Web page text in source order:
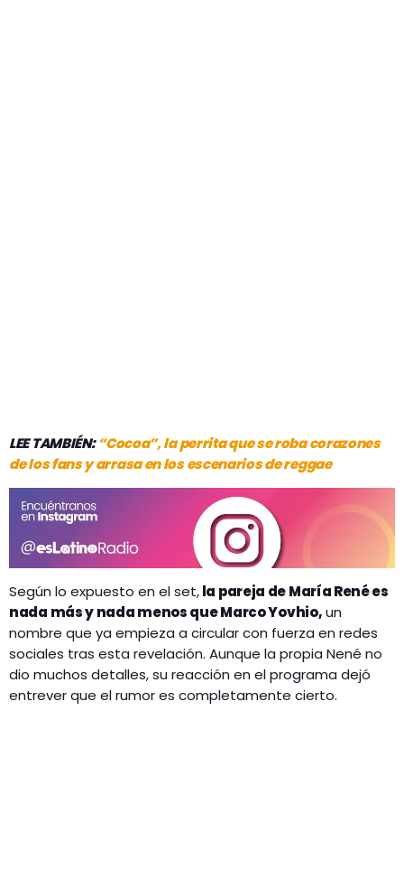
LEE TAMBIÉN:“Cocoa”, la perrita que se roba corazones
de los fans y arrasa en los escenarios de reggae
Según lo expuesto en el set,la pareja de María René es
nada más y nada menos que Marco Yovhio,un
nombre que ya empieza a circular con fuerza en redes
sociales tras esta revelación. Aunque la propia Nené no
dio muchos detalles, su reacción en el programa dejó
entrever que el rumor es completamente cierto.